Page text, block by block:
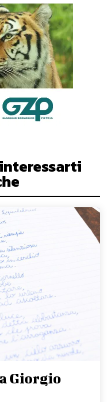
Giorgio